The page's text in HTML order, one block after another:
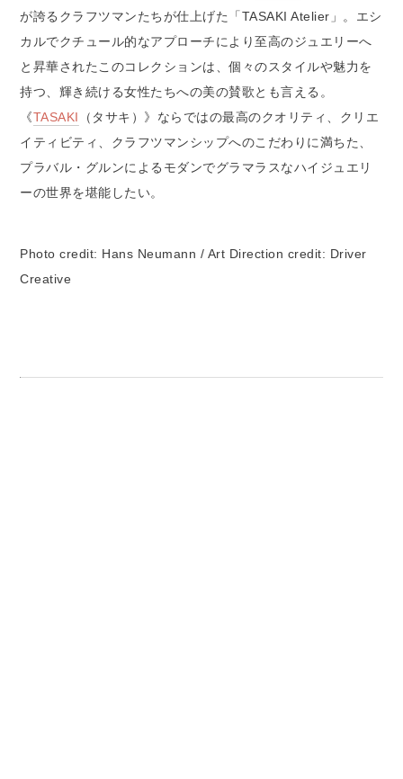
が誇るクラフツマンたちが仕上げた「TASAKI Atelier」。エシ
カルでクチュール的なアプローチにより至高のジュエリーへ
と昇華されたこのコレクションは、個々のスタイルや魅力を
持つ、輝き続ける女性たちへの美の賛歌とも言える。
《TASAKI
（タサキ）》ならではの最高のクオリティ、クリエ
イティビティ、クラフツマンシップへのこだわりに満ちた、
プラバル・グルンによるモダンでグラマラスなハイジュエリ
ーの世界を堪能したい。
Photo credit: Hans Neumann / Art Direction credit: Driver
Creative